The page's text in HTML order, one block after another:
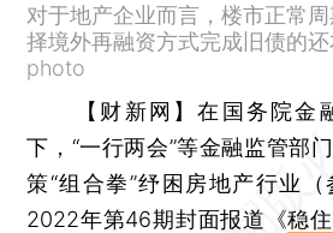
对于地产企业而言，楼市正常
择境外再融资方式完成旧债的
photo
【财新网】在国务院金
下，“一行两会”等金融监管部
策“组合拳”纾困房地产行业（
2022年第46期封面报道《稳